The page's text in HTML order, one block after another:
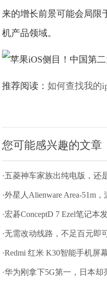
来的增长前景可能会局限
机产品领域。
推荐阅读：如何查找我的
您可能感兴趣的文章
·五菱神车家族出纯电版，还
车
·外星人Alienware Area-51m
·宏碁ConceptD 7 Ezel笔记本
·无需改动线路，不足百元即
手
·Redmi 红米 K30智能手机屏
·华为刚拿下5G第一，日本